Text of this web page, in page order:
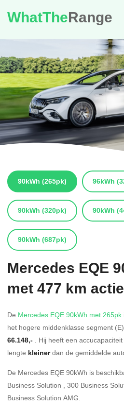
WhatTheRange
90kWh (265pk) 96kWh
90kWh (320pk) 90kWh
90kWh (687pk)
Mercedes EQE
met 477 km
De Mercedes EQE 90kWh met 265pk
het hogere middenklasse segment
66.148,- . Hij heeft een
lengte kleinerdan de gemiddelde
De Mercedes EQE 90kWh is
Business Solution , 300 Business
Business Solution AMG.